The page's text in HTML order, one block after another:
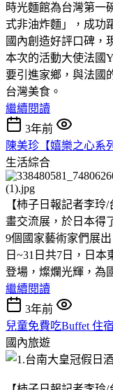
時光麵館為台灣第一
式非油炸麵」，成功
國內創造好評口碑，
本次的活動大使法國
要引進家鄉，與法國
台灣美食。
繼續閱讀
3年前
陳美珍【嬉樂之心系
生活綜合
【柿子日報記者李玲
畫交流展，於日本得
9個國家藝術家們展
日~31日共7日，日
登場，燦爛光輝，為
繼續閱讀
3年前
兒童免費吃Buffet 住
國內旅遊